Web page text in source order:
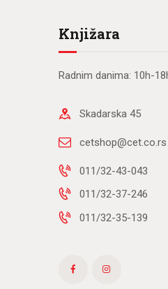
Knjižara
Radnim danima: 10h-
Skadarska 45
cetshop@cet.co.rs
011/32-43-043
011/32-37-246
011/32-35-139